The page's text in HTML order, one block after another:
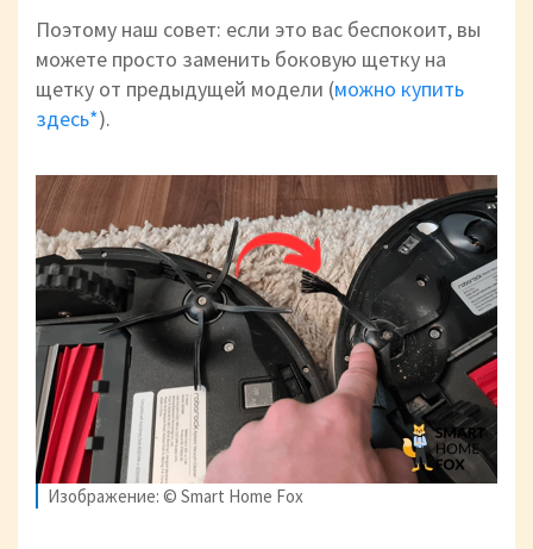
Поэтому наш совет: если это вас беспокоит, вы
можете просто заменить боковую щетку на
щетку от предыдущей модели (можно купить
здесь*).
Изображение: © Smart Home Fox